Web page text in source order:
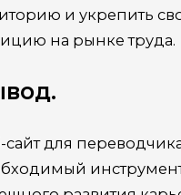
и укрепить
на рынке труда.
сайт для